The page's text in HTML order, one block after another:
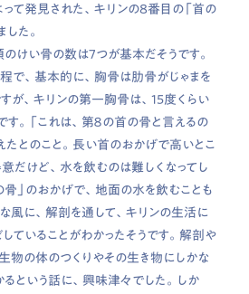
て発見された、キリンの8番目の「首の
た。
けい骨の数は7つが基本だそうです。
で、基本的に、胸骨は肋骨がじゃまを
が、キリンの第一胸骨は、15度くらい
す。「これは、第８の首の骨と言えるの
たとのこと。長い首のおかげで高いとこ
だけど、水を飲むのは難しくなってし
骨」のおかげで、地面の水を飲むことも
風に、解剖を通して、キリンの生活に
ていることがわかったそうです。解剖や
物の体のつくりやその生き物にしかな
という話に、興味津々でした。しか